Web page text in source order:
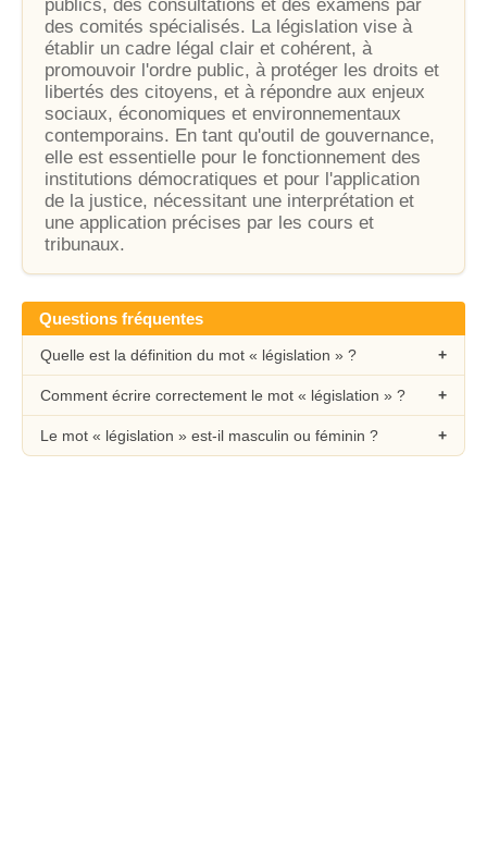
publics, des consultations et des examens par
des comités spécialisés. La législation vise à
établir un cadre légal clair et cohérent, à
promouvoir l'ordre public, à protéger les droits et
libertés des citoyens, et à répondre aux enjeux
sociaux, économiques et environnementaux
contemporains. En tant qu'outil de gouvernance,
elle est essentielle pour le fonctionnement des
institutions démocratiques et pour l'application
de la justice, nécessitant une interprétation et
une application précises par les cours et
tribunaux.
Questions fréquentes
Quelle est la définition du mot « législation » ?
Comment écrire correctement le mot « législation » ?
Le mot « législation » est-il masculin ou féminin ?